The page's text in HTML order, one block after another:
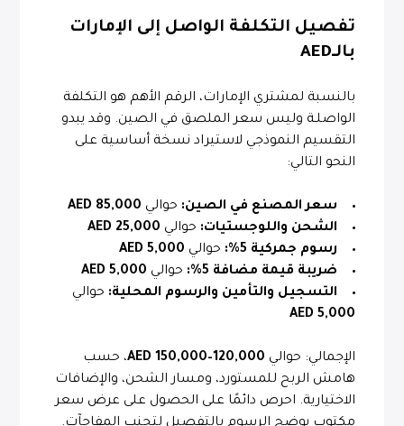
تفصيل التكلفة الواصل إلى الإمارات
بالـAED
بالنسبة لمشتري الإمارات، الرقم الأهم هو التكلفة
الواصلـة وليس سعر الملصق في الصين. وقد يبدو
التقسيم النموذجي لاستيراد نسخة أساسية على
النحو التالي:
سعر المصنع في الصين: حوالي 85,000 AED
الشحن واللوجستيات: حوالي 25,000 AED
رسوم جمركية 5%:
حوالي 5,000 AED
ضريبة قيمة مضافة 5%:
حوالي 5,000 AED
التسجيل والتأمين والرسوم المحلية: حوالي
5,000 AED
الإجمالي: حوالي 120,000–150,000 AED
، حسب
هامش الربح للمستورد، ومسار الشحن، والإضافات
الاختيارية. احرص دائمًا على الحصول على عرض سعر